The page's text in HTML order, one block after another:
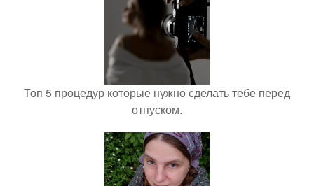
Топ 5 процедур которые нужно сделать тебе перед
отпуском.